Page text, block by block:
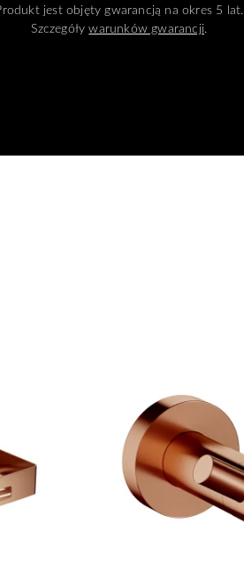
jest objęty gwarancją na okres 5 lat.
Szczegóływarunków gwarancji.